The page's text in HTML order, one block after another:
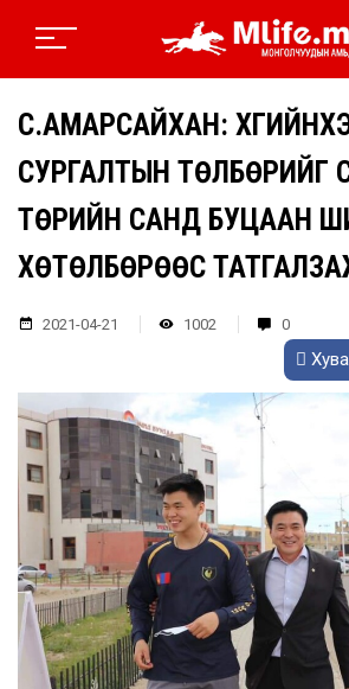
С.АМАРСАЙХАН:
СУРГАЛТЫН ТӨЛБӨРИЙГ
ТӨРИЙН САНД БУЦААН
ХӨТӨЛБӨРӨӨС
2021-04-21 1002 0